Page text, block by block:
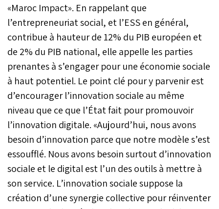
«Maroc Impact». En rappelant que
l’entrepreneuriat social, et l’ESS en général,
contribue à hauteur de 12% du PIB européen et
de 2% du PIB national, elle appelle les parties
prenantes à s’engager pour une économie sociale
à haut potentiel. Le point clé pour y parvenir est
d’encourager l’innovation sociale au même
niveau que ce que l’État fait pour promouvoir
l’innovation digitale. «Aujourd’hui, nous avons
besoin d’innovation parce que notre modèle s’est
essoufflé. Nous avons besoin surtout d’innovation
sociale et le digital est l’un des outils à mettre à
son service. L’innovation sociale suppose la
création d’une synergie collective pour réinventer